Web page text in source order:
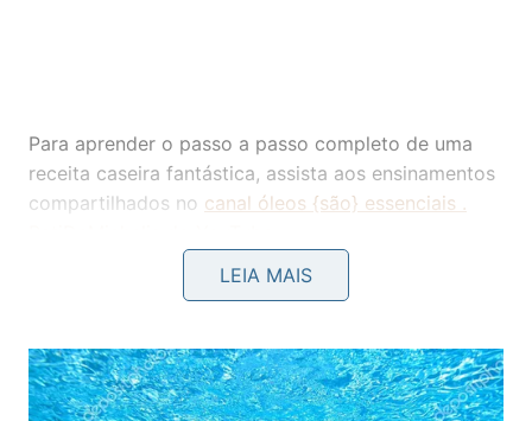
Para aprender o passo a passo completo de uma
receita caseira fantástica, assista aos ensinamentos
compartilhados no canal óleos {são} essenciais .
LEIA MAIS